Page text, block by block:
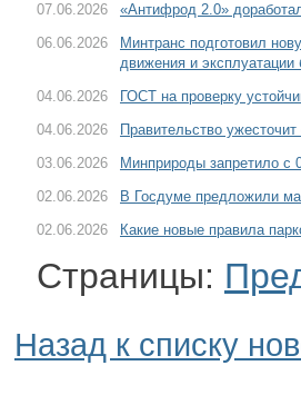
07.06.2026
«Антифрод 2.0»
06.06.2026
Минтранс подготовил
движения и
04.06.2026
ГОСТ на проверку
04.06.2026
Правительство
03.06.2026
Минприроды запретило с
02.06.2026
В Госдуме предложили
02.06.2026
Какие новые правила
Страницы:
Назад к списку